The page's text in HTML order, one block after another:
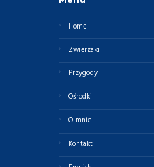
Home
Zwierzaki
Przygody
Ośrodki
O mnie
Kontakt